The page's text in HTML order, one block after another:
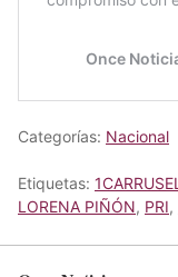
Categorías: Nacional
Etiquetas: 1CARRUSEL
LORENA PIÑÓN, PRI,